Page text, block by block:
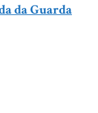
da Guarda